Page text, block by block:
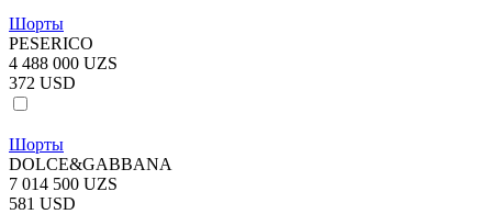
Шорты
PESERICO
4 488 000 UZS
372 USD
Шорты
DOLCE&GABBANA
7 014 500 UZS
581 USD